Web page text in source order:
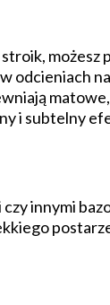
i subtelny
innymi